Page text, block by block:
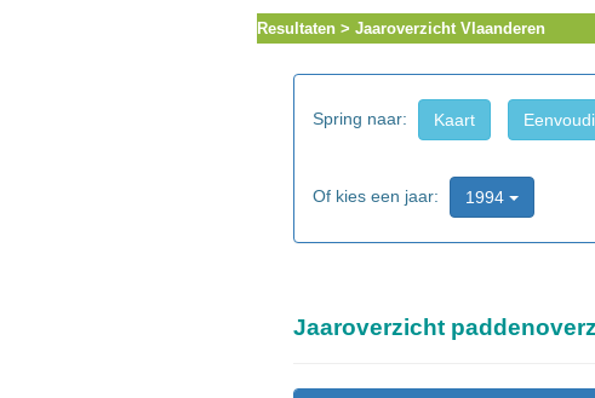
Resultaten > Jaaroverzicht Vlaanderen
Spring naar: Kaart
Of kies een jaar: 1994
Jaaroverzicht